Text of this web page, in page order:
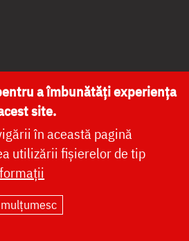
a îmbunătăți experiența
site.
în această pagină
utilizării fișierelor de tip